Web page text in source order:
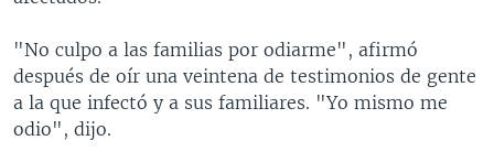
"No culpo a las familias por odiarme", afirmó
después de oír una veintena de testimonios de gente
a la que infectó y a sus familiares. "Yo mismo me
odio", dijo.